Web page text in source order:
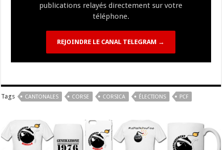
publications relayés directement sur votre
téléphone.
REJOINDRE LE CANAL TELEGRAM →
Tags CANTONALES CORSE CORSICA ÉLECTIONS PCF